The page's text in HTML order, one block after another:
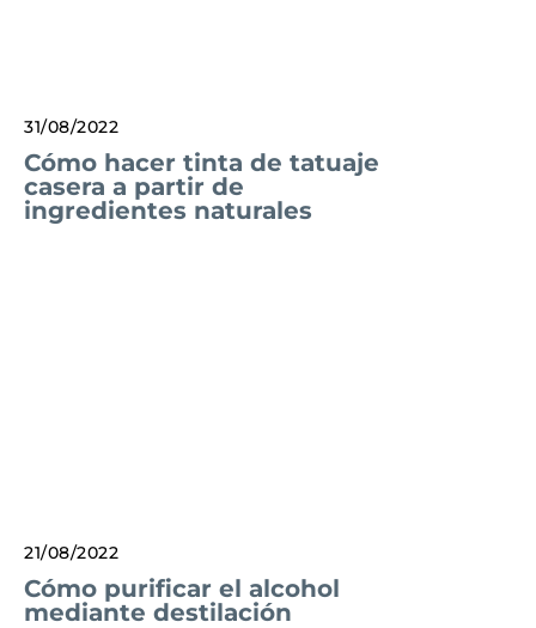
31/08/2022
Cómo hacer tinta de tatuaje
casera a partir de
ingredientes naturales
21/08/2022
Cómo purificar el alcohol
mediante destilación